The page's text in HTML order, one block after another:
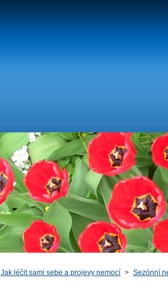
Jak léčit sami sebe a projevy nemocí > Sezónní